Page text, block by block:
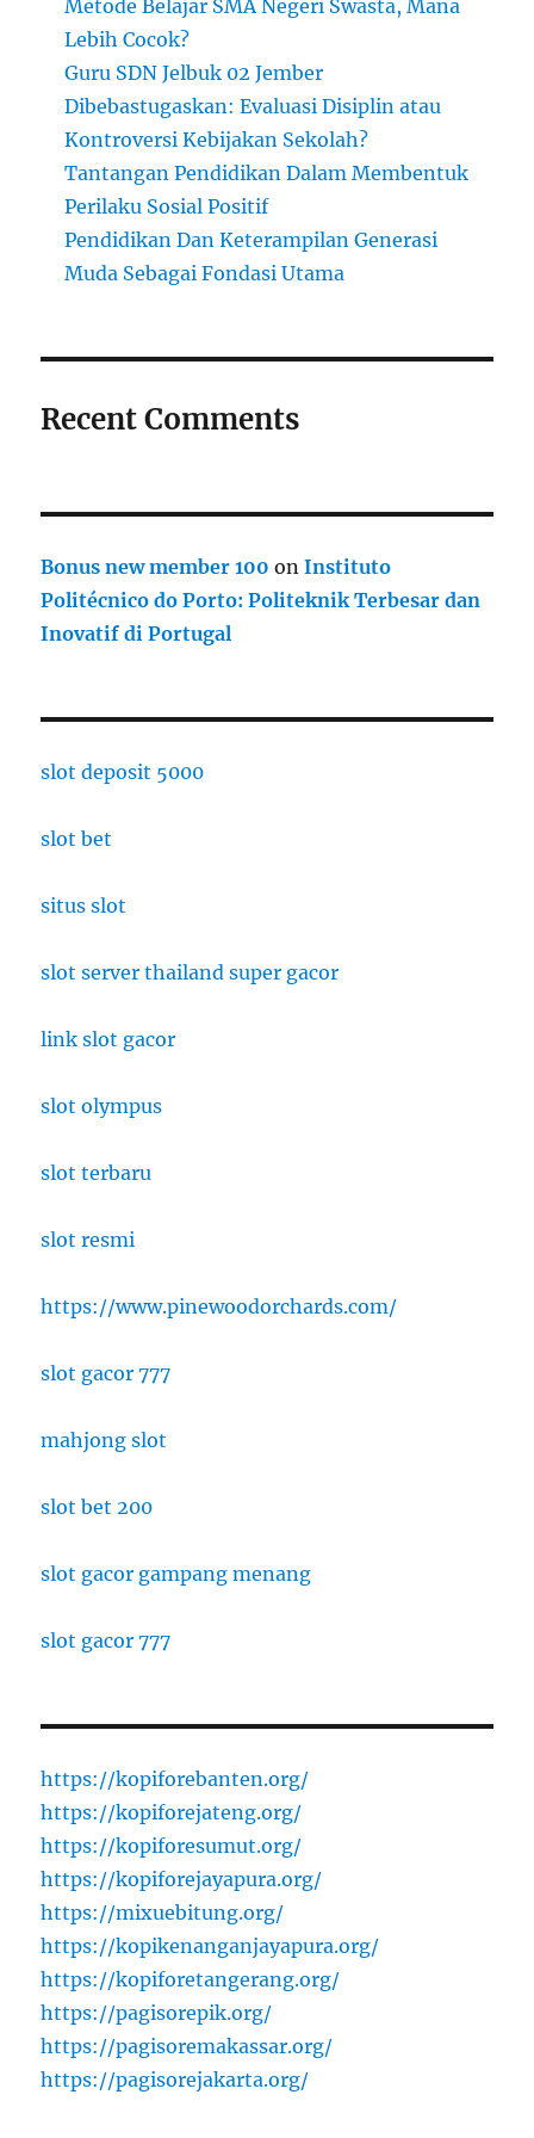
Metode Belajar SMA Negeri Swasta, Mana
Lebih Cocok?
Guru SDN Jelbuk 02 Jember
Dibebastugaskan: Evaluasi Disiplin atau
Kontroversi Kebijakan Sekolah?
Tantangan Pendidikan Dalam Membentuk
Perilaku Sosial Positif
Pendidikan Dan Keterampilan Generasi
Muda Sebagai Fondasi Utama
Recent Comments
Bonus new member 100 onInstituto
Politécnico do Porto: Politeknik Terbesar dan
Inovatif di Portugal
slot deposit 5000
slot bet
situs slot
slot server thailand super gacor
link slot gacor
slot olympus
slot terbaru
slot resmi
https://www.pinewoodorchards.com/
slot gacor 777
mahjong slot
slot bet 200
slot gacor gampang menang
slot gacor 777
https://kopiforebanten.org/
https://kopiforejateng.org/
https://kopiforesumut.org/
https://kopiforejayapura.org/
https://mixuebitung.org/
https://kopikenanganjayapura.org/
https://kopiforetangerang.org/
https://pagisorepik.org/
https://pagisoremakassar.org/
https://pagisorejakarta.org/